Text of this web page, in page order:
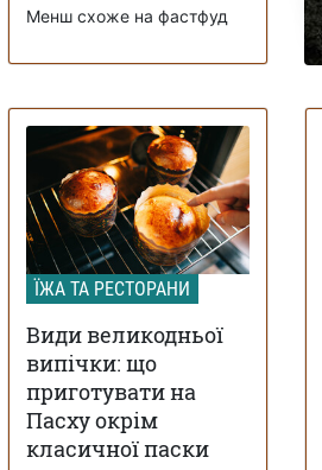
Менш схоже на фастфуд
ЇЖА ТА РЕСТОРАНИ
Види великодньої
випічки: що
приготувати на
Пасху окрім
класичної паски